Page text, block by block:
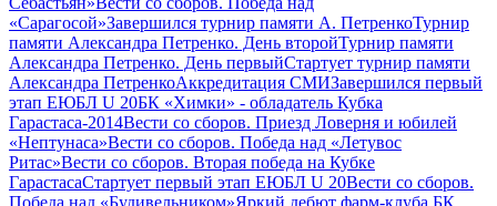
«Сарагосой»Завершился турнир памяти А. ПетренкоТурнир
памяти Александра Петренко. День второйТурнир памяти
Александра Петренко. День первыйСтартует турнир памяти
Александра ПетренкоАккредитация СМИЗавершился первый
этап ЕЮБЛ U 20БК «Химки» - обладатель Кубка
Гарастаса-2014Вести со сборов. Приезд Ловерня и юбилей
«Нептунаса»Вести со сборов. Победа над «Летувос
Ритас»Вести со сборов. Вторая победа на Кубке
ГарастасаСтартует первый этап ЕЮБЛ U 20Вести со сборов.